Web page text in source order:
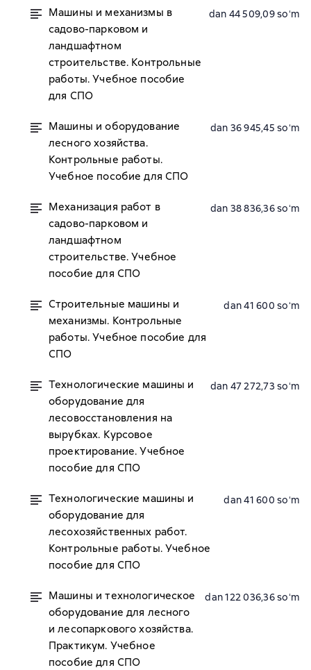
Машины и механизмы в
садово-парковом и
ландшафтном
строительстве. Контрольные
работы. Учебное пособие
для СПО
dan 44 509,09 soʻm
Машины и оборудование
лесного хозяйства.
Контрольные работы.
Учебное пособие для СПО
dan 36 945,45 soʻm
Механизация работ в
садово-парковом и
ландшафтном
строительстве. Учебное
пособие для СПО
dan 38 836,36 soʻm
Строительные машины и
механизмы. Контрольные
работы. Учебное пособие для
СПО
dan 41 600 soʻm
Технологические машины и
оборудование для
лесовосстановления на
вырубках. Курсовое
проектирование. Учебное
пособие для СПО
dan 47 272,73 soʻm
Технологические машины и
оборудование для
лесохозяйственных работ.
Контрольные работы. Учебное
пособие для СПО
dan 41 600 soʻm
Машины и технологическое
оборудование для лесного
и лесопаркового хозяйства.
Практикум. Учебное
пособие для СПО
dan 122 036,36 soʻm